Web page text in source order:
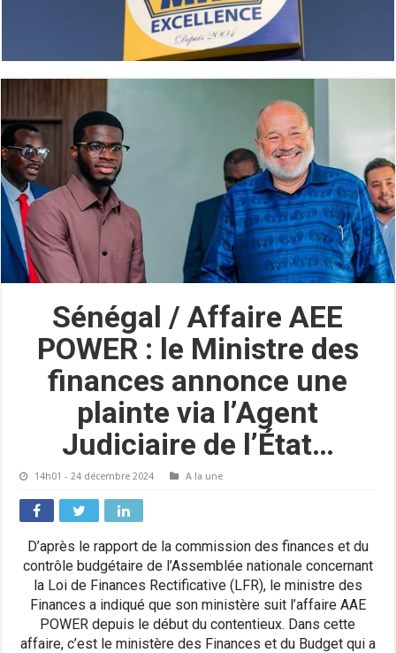
Sénégal / Affaire AEE
POWER : le Ministre des
finances annonce une
plainte via l’Agent
Judiciaire de l’État…
14h01 - 24 décembre 2024 A la une
D’après le rapport de la commission des finances et du
contrôle budgétaire de l’Assemblée nationale concernant
la Loi de Finances Rectificative (LFR), le ministre des
Finances a indiqué que son ministère suit l’affaire AAE
POWER depuis le début du contentieux. Dans cette
affaire, c’est le ministère des Finances et du Budget qui a